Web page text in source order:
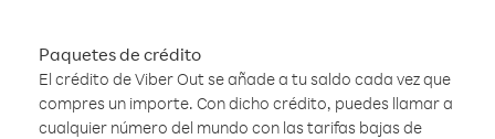
Paquetes de crédito
El crédito de Viber Out se añade a tu saldo cada vez que
compres un importe. Con dicho crédito, puedes llamar a
cualquier número del mundo con las tarifas bajas de